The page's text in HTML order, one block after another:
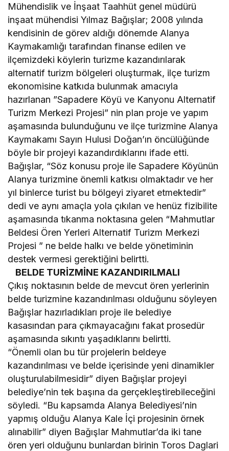
Mühendislik ve İnşaat Taahhüt genel müdürü
inşaat mühendisi Yılmaz Bağışlar; 2008 yılında
kendisinin de görev aldığı dönemde Alanya
Kaymakamlığı tarafından finanse edilen ve
ilçemizdeki köylerin turizme kazandırılarak
alternatif turizm bölgeleri oluşturmak, ilçe turizm
ekonomisine katkıda bulunmak amacıyla
hazırlanan ”Sapadere Köyü ve Kanyonu Alternatif
Turizm Merkezi Projesi” nin plan proje ve yapım
aşamasında bulunduğunu ve ilçe turizmine Alanya
Kaymakamı Sayın Hulusi Doğan’ın öncülüğünde
böyle bir projeyi kazandırdıklarını ifade etti.
Bağışlar, “Söz konusu proje ile Sapadere Köyünün
Alanya turizmine önemli katkısı olmaktadır ve her
yıl binlerce turist bu bölgeyi ziyaret etmektedir”
dedi ve aynı amaçla yola çıkılan ve henüz fizibilite
aşamasında tıkanma noktasına gelen “Mahmutlar
Beldesi Ören Yerleri Alternatif Turizm Merkezi
Projesi ” ne belde halkı ve belde yönetiminin
destek vermesi gerektiğini belirtti.
BELDE TURİZMİNE KAZANDIRILMALI
Çıkış noktasının belde de mevcut ören yerlerinin
belde turizmine kazandırılması olduğunu söyleyen
Bağışlar hazırladıkları proje ile belediye
kasasından para çıkmayacağını fakat prosedür
aşamasında sıkıntı yaşadıklarını belirtti.
“Önemli olan bu tür projelerin beldeye
kazandırılması ve belde içerisinde yeni dinamikler
oluşturulabilmesidir” diyen Bağışlar projeyi
belediye’nin tek başına da gerçekleştirebileceğini
söyledi. “Bu kapsamda Alanya Belediyesi’nin
yapmış olduğu Alanya Kale İçi projesinin örnek
alınabilir” diyen Bağışlar Mahmutlar’da iki tane
ören yeri olduğunu bunlardan birinin Toros Daglari